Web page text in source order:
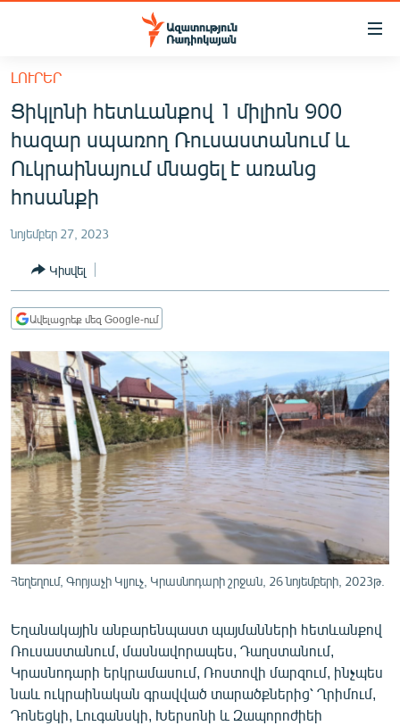
Մատչելիության
հիմնական
բովանդակությանը
Անցնել
հիմնական
մենյուին
Որոնում
ՀԱՅԱՍՏԱՆ
ՔԱՂԱՔԱԿԱՆ
ԸՆՏՐՈՒԹՅՈՒՆՆԵՐ 2026
ՏՆՏԵՍՈՒԹՅՈՒՆ
ՂԱՐԱԲԱՂ
ՊԱՏԵՐԱԶՄԻ 6 ՇԱԲԱԹՆԵՐԸ
ՏԱՐԱԾԱՇՐՋԱՆ
ՄԻՋԱԶԳԱՅԻՆ
ՄՇԱԿՈՒՅԹ
ՍՊՈՐՏ
ՄԵԿՆԱԲԱՆՈՒԹՅՈՒՆ
ՏՏ ԵՒ ԻՆՏԵՐՆԵՏ
ԿՈՐՈՆԱՎԻՐՈՒՍ
ՏԵՍԱՆՅՈՒԹԵՐ
ԲԱՆԱՎԵՃ
ՁԳՏԵԼՈՎ ԼԱՎԱԳՈՒՅՆԻՆ
ԼՈՒՐԵՐ
Ցիկլոնի հետևանքով 1 միլիոն 900
հազար սպառող Ռուսաստանում և
Ուկրաինայում մնացել է առանց
հոսանքի
նոյեմբեր 27, 2023
Կիսվել
Ավելացրեք մեզ Google-ում
Հեղեղում, Գորյաչի Կլյուչ, Կրասնոդարի շրջան, 26 նոյեմբերի, 2023թ.
Եղանակային անբարենպաստ պայմանների հետևանքով
Ռուսաստանում, մասնավորապես, Դաղստանում,
Կրասնոդարի երկրամասում, Ռոստովի մարզում, ինչպես
նաև ուկրաինական գրավված տարածքներից՝ Ղրիմում,
Դոնեցկի, Լուգանսկի, Խերսոնի և Զապորոժիեի